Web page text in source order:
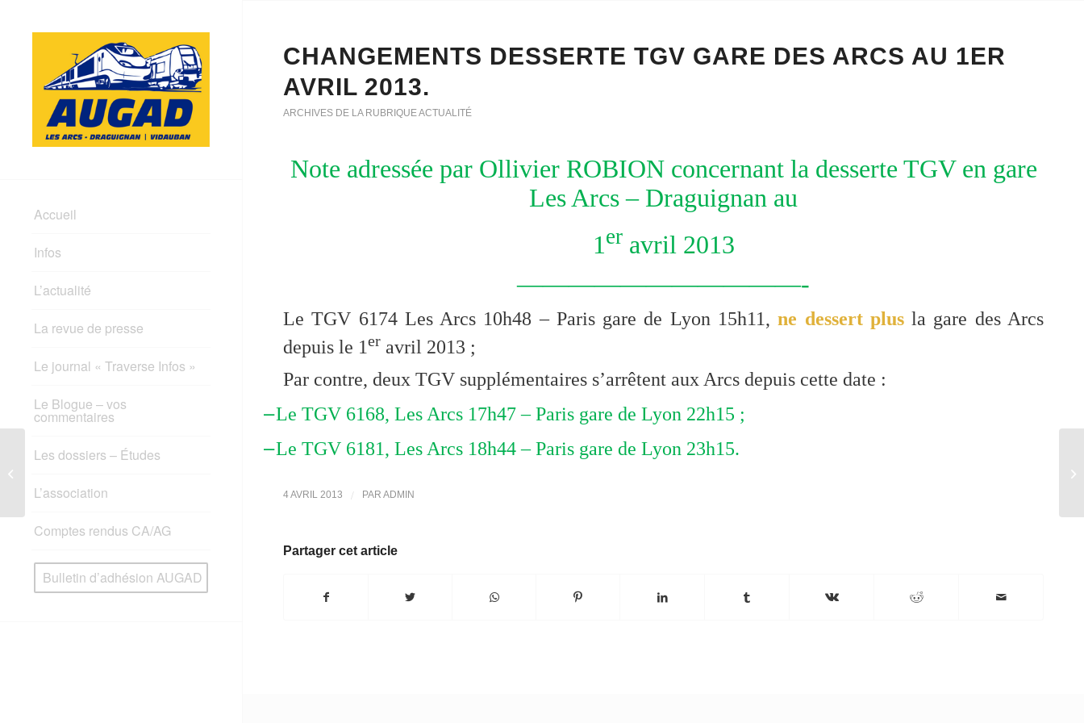
Accueil
Infos
L’actualité
La revue de presse
Le journal « Traverse Infos »
Le Blogue – vos
commentaires
Les dossiers – Études
L’association
Comptes rendus CA/AG
Bulletin d’adhésion AUGAD
CHANGEMENTS DESSERTE TGV GARE DES ARCS AU 1ER
AVRIL 2013.
ARCHIVES DE LA RUBRIQUE ACTUALITÉ
Note adressée par Ollivier ROBION concernant la desserte TGV en gare
Les Arcs – Draguignan au
1 eravril 2013
———————————-
Le TGV 6174 Les Arcs 10h48 – Paris gare de Lyon 15h11,ne dessert plusla gare des Arcs
depuis le 1er avril 2013 ;
Par contre, deux TGV supplémentaires s’arrêtent aux Arcs depuis cette date :
–Le TGV 6168, Les Arcs 17h47 – Paris gare de Lyon 22h15 ;
–Le TGV 6181, Les Arcs 18h44 – Paris gare de Lyon 23h15.
4 AVRIL 2013 / PAR ADMIN
Partager cet article
Desserte TGV en gare des Arcs –
l&rsqu...